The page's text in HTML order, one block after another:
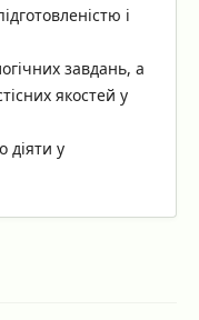
і
завдань, а
якостей у
діяти у